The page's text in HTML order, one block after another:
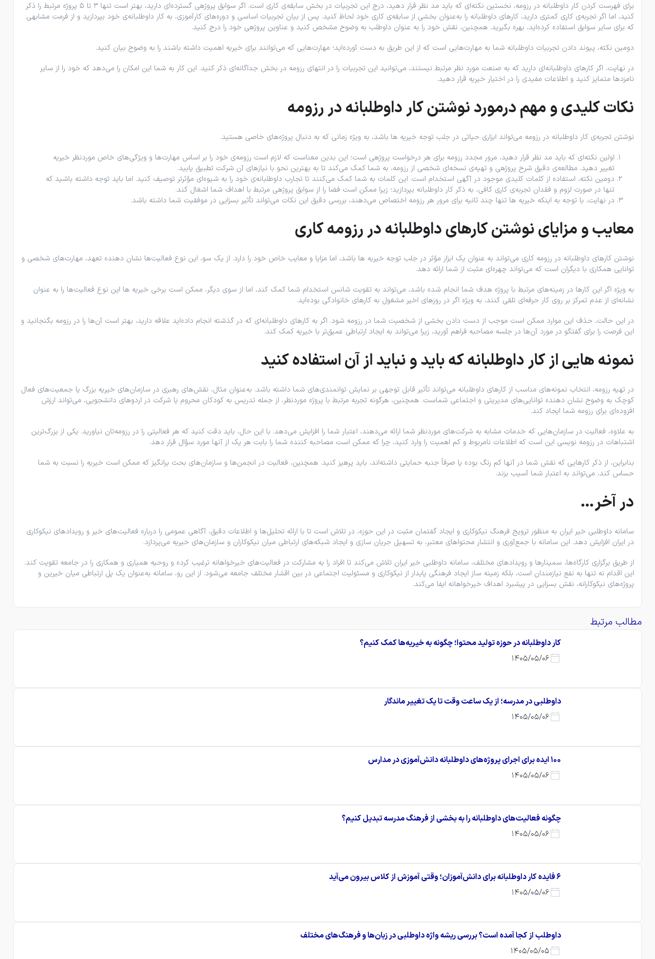
برای فهرست کردن کار داوطلبانه در رزومه، نخستین نکته‌ای که باید مد نظر قرار دهید، درج این تجربیات در بخش سابقه‌ی کاری است. اگر سوابق پروژهی گسترده‌ای دارید، بهتر است تنها ۳ تا ۵ پروژه مرتبط را ذکر
کنید، اما اگر تجربه‌ی کاری کمتری دارید، کارهای داوطلبانه را به‌عنوان بخشی از سابقه‌ی کاری خود لحاظ کنید. پس از بیان تجربیات اساسی و دوره‌های کارآموزی، به کار داوطلبانه‌ی خود بپردازید و از فرمت مشابهی
که برای سایر سوابق استفاده کرده‌اید، بهره بگیرید. همچنین، نقش خود را به‌ عنوان داوطلب به‌ وضوح مشخص کنید و عناوین پروژهی خود را درج کنید.
دومین نکته، پیوند دادن تجربیات داوطلبانه شما به مهارت‌هایی است که از این طریق به دست آورده‌اید؛ مهارت‌هایی که می‌توانند برای خیریه اهمیت داشته باشند را به‌ وضوح بیان کنید.
در نهایت، اگر کارهای داوطلبانه‌ای دارید که به صنعت مورد نظر مرتبط نیستند، می‌توانید این تجربیات را در انتهای رزومه در بخش جداگانه‌ای ذکر کنید. این کار به شما این امکان را می‌دهد که خود را از سایر
نامزدها متمایز کنید و اطلاعات مفیدی را در اختیار خیریه قرار دهید.
نکات کلیدی و مهم درمورد نوشتن کار داوطلبانه در رزومه
نوشتن تجربه‌ی کار داوطلبانه در رزومه می‌تواند ابزاری حیاتی در جلب توجه خیریه ها باشد، به ‌ویژه زمانی که به ‌دنبال پروژه‌های خاصی هستید.
اولین نکته‌ای که باید مد نظر قرار دهید، مرور مجدد رزومه برای هر درخواست پروژهی است؛ این بدین معناست که لازم است رزومه‌ی خود را بر اساس مهارت‌ها و ویژگی‌های خاص موردنظر خیریه
تغییر دهید. مطالعه‌ی دقیق شرح پروژهی و تهیه‌ی نسخه‌ای شخصی از رزومه، به شما کمک می‌کند تا به بهترین نحو با نیازهای آن شرکت تطبیق یابید.
دومین نکته، استفاده از کلمات کلیدی موجود در آگهی استخدام است. این کلمات به شما کمک می‌کنند تا تجارب داوطلبانه‌ی خود را به شیوه‌ای مؤثرتر توصیف کنید. اما باید توجه داشته باشید که
تنها در صورت لزوم و فقدان تجربه‌ی کاری کافی، به ذکر کار داوطلبانه بپردازید؛ زیرا ممکن است فضا را از سوابق پروژهی مرتبط با اهداف شما اشغال کند.
در نهایت، با توجه به اینکه خیریه ها تنها چند ثانیه برای مرور هر رزومه اختصاص می‌دهند، بررسی دقیق این نکات می‌تواند تأثیر بسزایی در موفقیت شما داشته باشد.
معایب و مزایای نوشتن کارهای داوطلبانه در رزومه کاری
نوشتن کارهای داوطلبانه در رزومه کاری می‌تواند به عنوان یک ابزار مؤثر در جلب توجه خیریه ها باشد، اما مزایا و معایب خاص خود را دارد. از یک سو، این نوع فعالیت‌ها نشان ‌دهنده تعهد، مهارت‌های شخصی و
توانایی همکاری با دیگران است که می‌تواند چهره‌ای مثبت از شما ارائه دهد.
به ویژه اگر این کارها در زمینه‌های مرتبط با پروژه هدف شما انجام شده باشد، می‌تواند به تقویت شانس استخدام شما کمک کند، اما از سوی دیگر، ممکن است برخی خیریه ها این نوع فعالیت‌ها را به عنوان
نشانه‌ای از عدم تمرکز بر روی کار حرفه‌ای تلقی کنند، به ویژه اگر در روزهای اخیر مشغول به کارهای خانوادگی بوده‌اید.
در این حالت، حذف این موارد ممکن است موجب از دست دادن بخشی از شخصیت شما در رزومه شود. اگر به کارهای داوطلبانه‌ای که در گذشته انجام داده‌اید علاقه دارید، بهتر است آن‌ها را در رزومه بگنجانید و
این فرصت را برای گفتگو در مورد آن‌ها در جلسه مصاحبه فراهم آورید، زیرا می‌تواند به ایجاد ارتباطی عمیق‌تر با خیریه کمک کند.
نمونه هایی از کار داوطلبانه که باید و نباید از آن استفاده کنید
در تهیه رزومه، انتخاب نمونه‌های مناسب از کارهای داوطلبانه می‌تواند تأثیر قابل توجهی بر نمایش توانمندی‌های شما داشته باشد. به‌عنوان مثال، نقش‌های رهبری در سازمان‌های خیریه بزرگ یا جمعیت‌های فعال
کوچک به‌ وضوح نشان ‌دهنده توانایی‌های مدیریتی و اجتماعی شماست. همچنین، هرگونه تجربه مرتبط با پروژه موردنظر، از جمله تدریس به کودکان محروم یا شرکت در اردوهای دانشجویی، می‌تواند ارزش
افزوده‌ای برای رزومه شما ایجاد کند.
به‌ علاوه، فعالیت در سازمان‌هایی که خدمات مشابه به شرکت‌های موردنظر شما ارائه می‌دهند، اعتبار شما را افزایش می‌دهد. با این حال، باید دقت کنید که هر فعالیتی را در رزومه‌تان نیاورید. یکی از بزرگ‌ترین
اشتباهات در رزومه ‌نویسی این است که اطلاعات نامربوط و کم ‌اهمیت را وارد کنید، چرا که ممکن است مصاحبه‌ کننده شما را بابت هر یک از آنها مورد سؤال قرار دهد.
بنابراین، از ذکر کارهایی که نقش شما در آنها کم‌ رنگ بوده یا صرفاً جنبه حمایتی داشته‌اند، باید پرهیز کنید. همچنین، فعالیت در انجمن‌ها و سازمان‌های بحث ‌برانگیز که ممکن است خیریه را نسبت به شما
حساس کند، می‌تواند به اعتبار شما آسیب بزند.
در آخر…
سامانه داوطلبی خیر ایران به ‌منظور ترویج فرهنگ نیکوکاری و ایجاد گفتمان مثبت در این حوزه، در تلاش است تا با ارائه تحلیل‌ها و اطلاعات دقیق، آگاهی عمومی را درباره فعالیت‌های خیر و رویدادهای نیکوکاری
در ایران افزایش دهد. این سامانه با جمع‌آوری و انتشار محتواهای معتبر، به تسهیل جریان ‌سازی و ایجاد شبکه‌های ارتباطی میان نیکوکاران و سازمان‌های خیریه می‌پردازد.
از طریق برگزاری کارگاه‌ها، سمینارها و رویدادهای مختلف، سامانه داوطلبی خیر ایران تلاش می‌کند تا افراد را به مشارکت در فعالیت‌های خیرخواهانه ترغیب کرده و روحیه همیاری و همکاری را در جامعه تقویت کند.
این اقدام نه ‌تنها به نفع نیازمندان است، بلکه زمینه ‌ساز ایجاد فرهنگی پایدار از نیکوکاری و مسئولیت اجتماعی در بین اقشار مختلف جامعه می‌شود. از این رو، سامانه به‌عنوان یک پل ارتباطی میان خیرین و
پروژه‌های نیکوکارانه، نقش بسزایی در پیشبرد اهداف خیرخواهانه ایفا می‌کند.
مطالب مرتبط
کار داوطلبانه در حوزه تولید محتوا؛ چگونه به خیریه‌ها کمک کنیم؟
1405/05/06
داوطلبی در مدرسه؛ از یک ساعت وقت تا یک تغییر ماندگار
1405/05/06
۱۰۰ ایده برای اجرای پروژه‌های داوطلبانه دانش‌آموزی در مدارس
1405/05/06
چگونه فعالیت‌های داوطلبانه را به بخشی از فرهنگ مدرسه تبدیل کنیم؟
1405/05/06
۶ فایده کار داوطلبانه برای دانش‌آموزان؛ وقتی آموزش از کلاس بیرون می‌آید
1405/05/06
داوطلب از کجا آمده است؟ بررسی ریشه واژه داوطلبی در زبان‌ها و فرهنگ‌های مختلف
1405/05/05